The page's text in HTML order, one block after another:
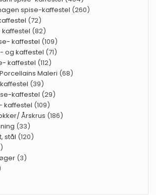
spise-kaffestel (260)
(72)
kaffestel (82)
kaffestel (109)
og kaffestel (71)
kaffestel (112)
Maleri (68)
(39)
kaffestel (29)
kaffestel (109)
Årskrus (186)
(33)
stål (120)
(3)